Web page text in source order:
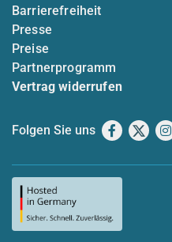
Barrierefreiheit
Presse
Preise
Partnerprogramm
Vertrag widerrufen
Folgen Sie uns Facebook
X